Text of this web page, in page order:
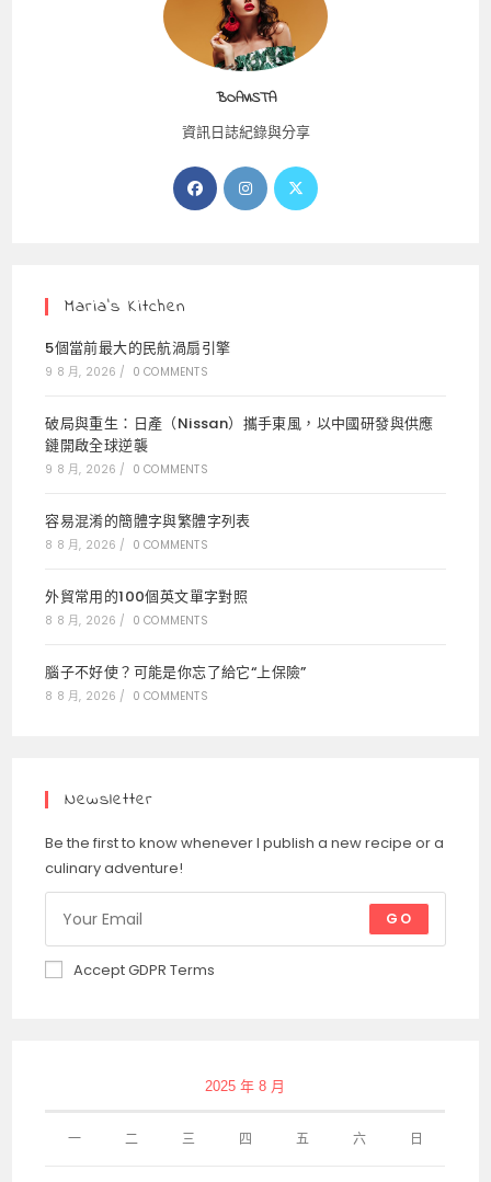
BOAVISTA
資訊日誌紀錄與分享
Opens
in
Opens
in
Opens
Maria’s Kitchen
5個當前最大的民航渦扇引擎
9 8 月, 2026 / 0 COMMENTS
破局與重生：日產（Nissan）攜手東風，以中國研發與供應
鏈開啟全球逆襲
9 8 月, 2026 / 0 COMMENTS
容易混淆的簡體字與繁體字列表
8 8 月, 2026 / 0 COMMENTS
外貿常用的100個英文單字對照
8 8 月, 2026 / 0 COMMENTS
腦子不好使？可能是你忘了給它“上保險”
8 8 月, 2026 / 0 COMMENTS
Newsletter
Be the first to know whenever I publish a new recipe or a
culinary adventure!
GO
Accept GDPR Terms
2025 年 8 月
一 二 三 四 五 六 日